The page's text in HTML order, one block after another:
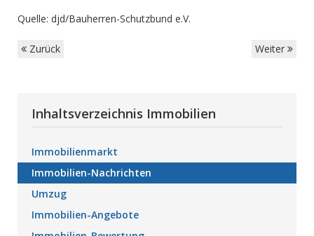
Quelle: djd/Bauherren-Schutzbund e.V.
Zurück Weiter
Inhaltsverzeichnis Immobilien
Immobilienmarkt
Immobilien-Nachrichten
Umzug
Immobilien-Angebote